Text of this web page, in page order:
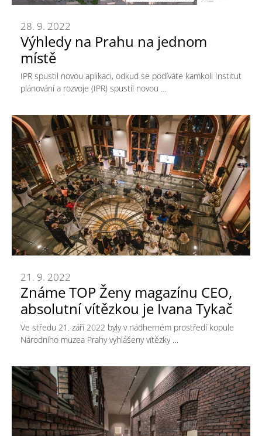
Výhledy na Prahu na jednom
místě
28. 9. 2022
IPR spustil novou aplikaci, odkud se podíváte kamkoli Institut
plánování a rozvoje (IPR) spustil novou …
Známe TOP Ženy magazínu CEO,
absolutní vítězkou je Ivana Tykač
21. 9. 2022
Ve středu 21. září 2022 byly v nádherném prostředí kopule
Národního muzea Prahy vyhlášeny vítězky …